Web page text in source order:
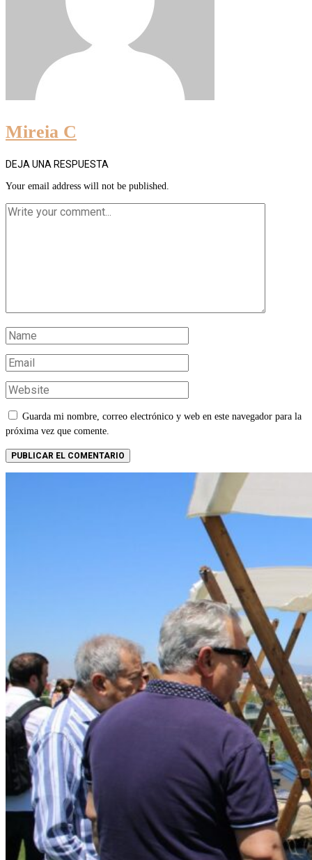
Mireia C
DEJA UNA RESPUESTA
Your email address will not be published.
Guarda mi nombre, correo electrónico y web en este navegador para la
próxima vez que comente.